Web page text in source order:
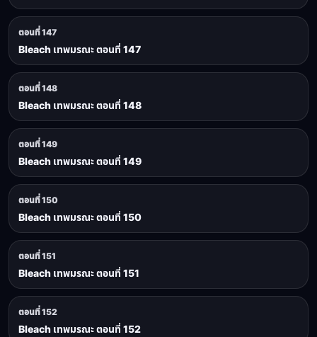
ตอนที่ 147
Bleach เทพมรณะ ตอนที่ 147
ตอนที่ 148
Bleach เทพมรณะ ตอนที่ 148
ตอนที่ 149
Bleach เทพมรณะ ตอนที่ 149
ตอนที่ 150
Bleach เทพมรณะ ตอนที่ 150
ตอนที่ 151
Bleach เทพมรณะ ตอนที่ 151
ตอนที่ 152
Bleach เทพมรณะ ตอนที่ 152